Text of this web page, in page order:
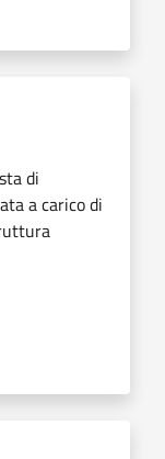
di
a carico di